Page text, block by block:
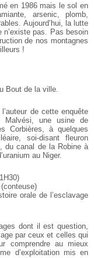
en 1986 mais le sol en
arsenic, plomb,
Aujourd’hui, lalutte
pas.
Pas besoin
de nos montagnes
!
Bout de la ville.
de cetteenquête
une usine de
Corbières, àquelques
soi-disantfleuron
du canal dela Robine à
au Niger.
orale del’esclavage
dont il est question,
par ceux et celles qui
comprendre au mieux
d’exploitation mis en